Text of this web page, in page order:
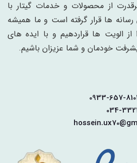
از محصولات و خدمات گیتار با
رسانه ها قرار گرفته است و ما همیشه
الویت ها قراردهیم و با ایده های
خودمان و شما عزیزان باشیم.
0933-657-
034-